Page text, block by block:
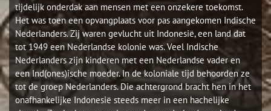
tijdelijk onderdak aan mensen met een onzekere toekomst.
Het was toen een opvangplaats voor pas aangekomen Indische
Nederlanders. Zij waren gevlucht uit Indonesië, een land dat
tot 1949 een Nederlandse kolonie was. Veel Indische
Nederlanders zijn kinderen met een Nederlandse vader en
een Ind(ones)ische moeder. In de koloniale tijd behoorden ze
tot de groep Nederlanders. Die achtergrond bracht hen in het
onafhankelijke Indonesië steeds meer in een hachelijke